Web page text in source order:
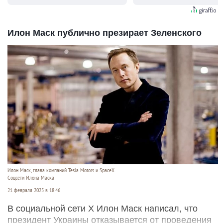
Илон Маск публично презирает Зеленского
Илон Маск, глава компаний Tesla Motors и SpaceX.
Соцсети Илона Маска
21 февраля 2025 в 18:46
В социальной сети Х Илон Маск написал, что
президент Украины отказывается от проведения